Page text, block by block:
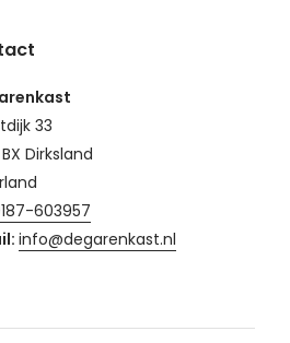
33
Dirksland
603957
info@degarenkast.nl